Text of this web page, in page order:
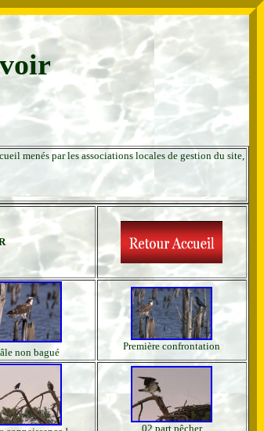
menés par les associations locales de gestion du site,
non bagué
Première confrontation
02 part pêcher